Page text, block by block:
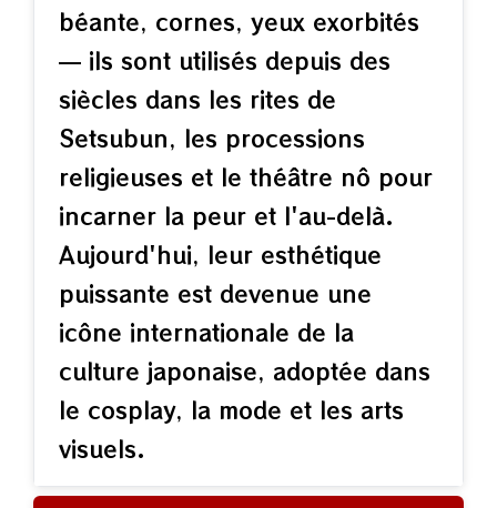
béante, cornes, yeux exorbités
— ils sont utilisés depuis des
siècles dans les rites de
Setsubun, les processions
religieuses et le théâtre nô pour
incarner la peur et l'au-delà.
Aujourd'hui, leur esthétique
puissante est devenue une
icône internationale de la
culture japonaise, adoptée dans
le cosplay, la mode et les arts
visuels.